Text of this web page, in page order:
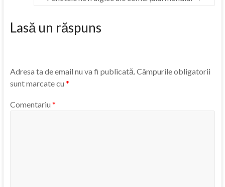
Lasă un răspuns
Adresa ta de email nu va fi publicată.Câmpurile obligatorii
sunt marcate cu *
Comentariu *